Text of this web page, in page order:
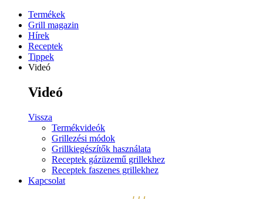
Termékek
Grill magazin
Hírek
Receptek
Tippek
Videó
Videó
Vissza
Termékvideók
Grillezési módok
Grillkiegészítők használata
Receptek gázüzemű grillekhez
Receptek faszenes grillekhez
Kapcsolat